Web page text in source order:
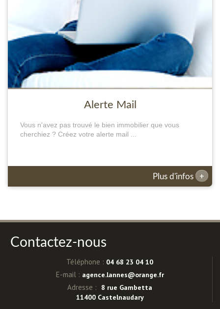
Alerte Mail
Vous n'avez pas trouvé le bien immobilier que vous
cherchiez ? Créez votre alerte mail ...
Plus d'infos +
Contactez-nous
Téléphone : 04 68 23 04 10
E-mail : agence.lannes@orange.fr
Adresse :
8 rue Gambetta
11400 Castelnaudary